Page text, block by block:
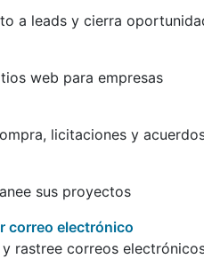
a leads y cierra
web para empresas
licitaciones y
sus proyectos
correo electrónico
y rastree correos